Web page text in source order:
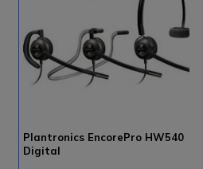
Plantronics EncorePro HW540
Digital